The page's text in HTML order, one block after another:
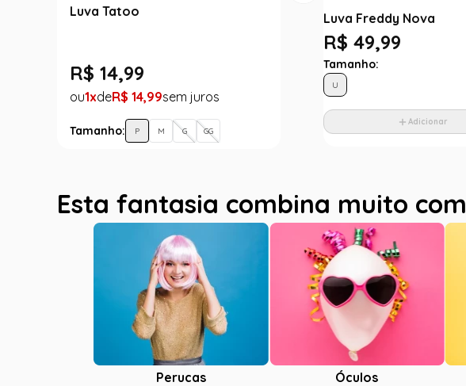
Luva Tatoo
R$ 14,99
1 R$ 14,99
Tamanho: P M G GG
Luva Freddy Nova
R$ 49,99
Tamanho:
U
Adicionar
Esta fantasia combina muito com
Perucas Óculos